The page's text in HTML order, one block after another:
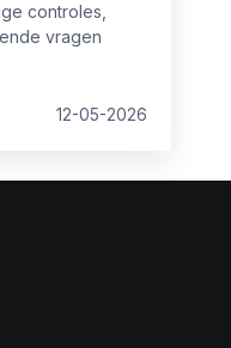
controles,
vragen
12-05-2026